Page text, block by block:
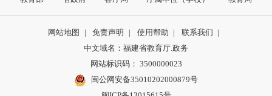
网站地图 | 免责声明 | 使用帮助 | 联系我们 |
中文域名：福建省教育厅.政务
网站标识码： 3500000023
闽公网安备35010202000879号